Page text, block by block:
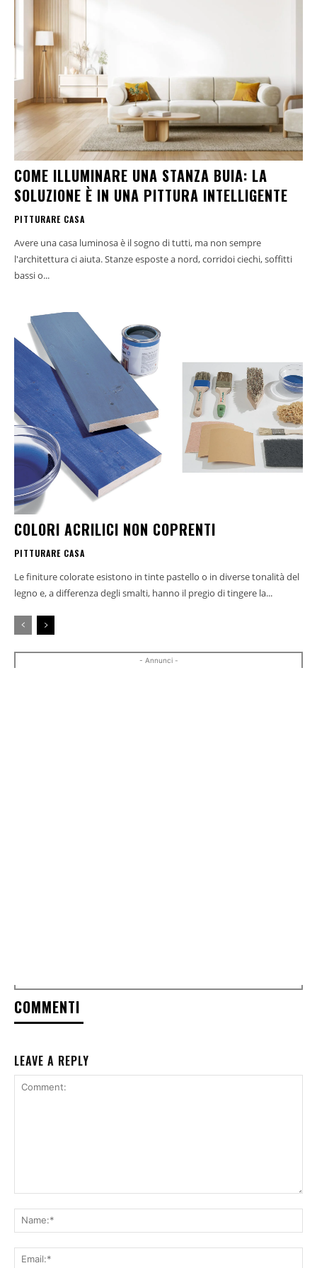
COME ILLUMINARE UNA STANZA BUIA: LA
SOLUZIONE È IN UNA PITTURA INTELLIGENTE
PITTURARE CASA
Avere una casa luminosa è il sogno di tutti, ma non sempre
l'architettura ci aiuta. Stanze esposte a nord, corridoi ciechi, soffitti
bassi o...
COLORI ACRILICI NON COPRENTI
PITTURARE CASA
Le finiture colorate esistono in tinte pastello o in diverse tonalità del
legno e, a differenza degli smalti, hanno il pregio di tingere la...
- Annunci -
COMMENTI
LEAVE A REPLY